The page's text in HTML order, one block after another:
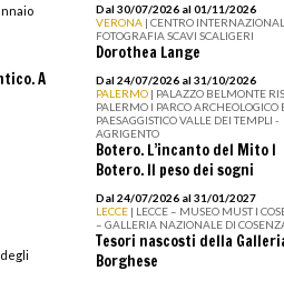
A
Dal 30/07/2026 al 01/11/2026
VERONA | CENTRO
FOTOGRAFIA SCAVI SCALIGERI
Dorothea Lange
Dal 24/07/2026 al 31/10/2026
PALERMO | PALAZZO BELMONTE
PALERMO I PARCO ARCHEOLOGICO
PAESAGGISTICO VALLE DEI TEMPLI -
AGRIGENTO
Botero. L’incanto del Mito I
Botero. Il peso dei sogni
Dal 24/07/2026 al 31/01/2027
LECCE | LECCE – MUSEO MUST I
– GALLERIA NAZIONALE DI
Tesori nascosti della
Borghese